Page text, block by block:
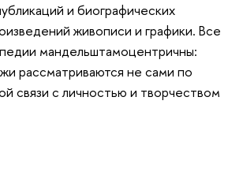
и биографических
живописи и графики. Все
мандельштамоцентричны:
рассматриваются не сами по
связи с личностью и творчеством